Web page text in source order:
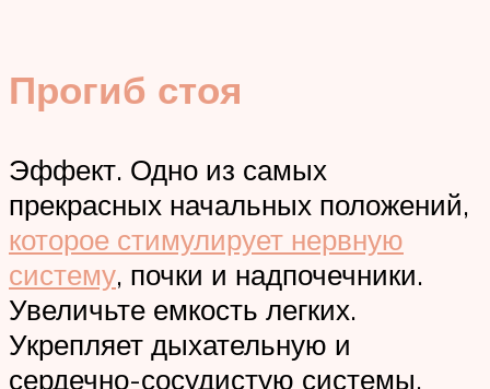
Прогиб стоя
Эффект. Одно из самых
прекрасных начальных положений,
которое стимулирует нервную
систему, почки и надпочечники.
Увеличьте емкость легких.
Укрепляет дыхательную и
сердечно-сосудистую системы.